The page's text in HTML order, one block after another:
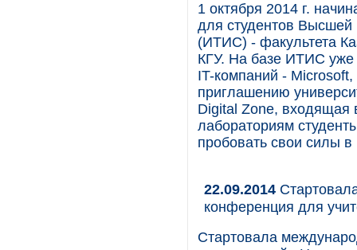
1 октября 2014 г.
для студентов
(ИТИС) - факультета
КГУ. На базе ИТИС уже
IT-компаний -
приглашению
Digital Zone, входящая
лабораториям
пробовать свои силы
22.09.2014
конференция для
Стартовала